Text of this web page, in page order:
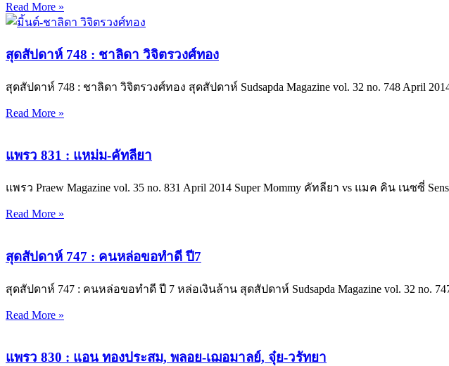
Read More »
สุดสัปดาห์ 748 : ชาลิดา วิจิตรวงศ์ทอง
สุดสัปดาห์ 748 : ชาลิดา วิจิตรวงศ์ทอง สุดสัปดาห์ Sudsapda Magazine vol. 32 no. 748 April
Read More »
แพรว 831 : แหม่ม-คัทลียา
แพรว Praew Magazine vol. 35 no. 831 April 2014 Super Mommy คัทลียา vs แมค คิน เนซซี่
Read More »
สุดสัปดาห์ 747 : คนหล่อขอทำดี ปี7
สุดสัปดาห์ 747 : คนหล่อขอทำดี ปี 7 หล่อเงินล้าน สุดสัปดาห์ Sudsapda Magazine vol. 32 no.
Read More »
แพรว 830 : แอน ทองประสม, พลอย-เฌอมาลย์, จุ๋ย-วรัทยา